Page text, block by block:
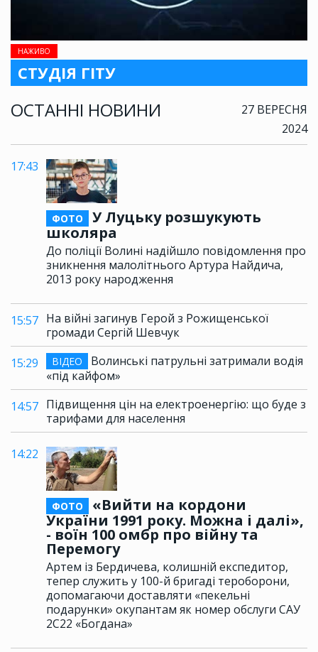
НАЖИВО
СТУДІЯ ГІТУ
ОСТАННІ НОВИНИ
27 ВЕРЕСНЯ
2024
17:43
ФОТО
У Луцьку розшукують
школяра
До поліції Волині надійшло повідомлення про
зникнення малолітнього Артура Найдича,
2013 року народження
15:57 На війні загинув Герой з Рожищенської
громади Сергій Шевчук
15:29
ВІДЕО
Волинські патрульні затримали водія
«під кайфом»
14:57 Підвищення цін на електроенергію: що буде з
тарифами для населення
14:22
ФОТО
«Вийти на кордони
України 1991 року. Можна і далі»,
- воїн 100 омбр про війну та
Перемогу
Артем із Бердичева, колишній експедитор,
тепер служить у 100-й бригаді тероборони,
допомагаючи доставляти «пекельні
подарунки» окупантам як номер обслуги САУ
2С22 «Богдана»